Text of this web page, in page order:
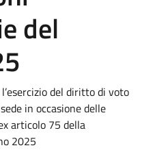
del
del diritto di voto
in occasione delle
articolo 75 della
2025